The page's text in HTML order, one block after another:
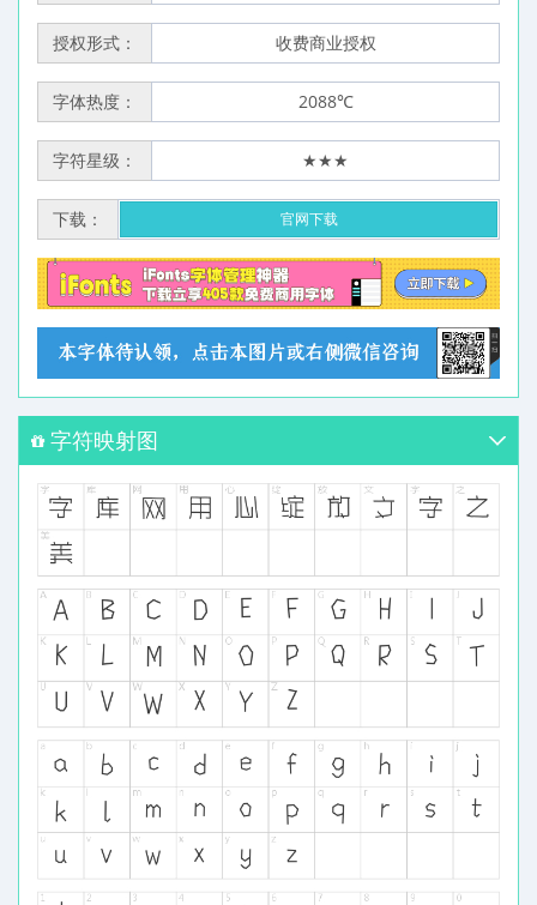
授权形式： 收费商业授权
字体热度： 2088℃
字符星级： ★★★
下载： 官网下载
字符映射图